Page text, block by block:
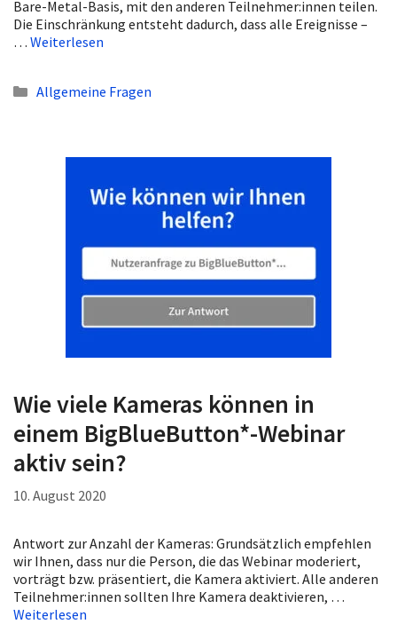
Bare-Metal-Basis, mit den anderen Teilnehmer:innen teilen.
Die Einschränkung entsteht dadurch, dass alle Ereignisse –
… Weiterlesen
Kategorien
Allgemeine Fragen
Wie viele Kameras können in
einem BigBlueButton*-Webinar
aktiv sein?
10. August 2020
Antwort zur Anzahl der Kameras: Grundsätzlich empfehlen
wir Ihnen, dass nur die Person, die das Webinar moderiert,
vorträgt bzw. präsentiert, die Kamera aktiviert. Alle anderen
Teilnehmer:innen sollten Ihre Kamera deaktivieren, …
Weiterlesen